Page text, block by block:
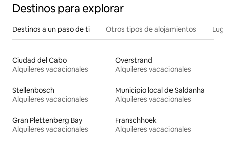
Destinos para explorar
Destinos a un paso de ti Otros tipos de alojamientos
Ciudad del Cabo
Alquileres vacacionales
Overstrand
Alquileres vacacionales
Stellenbosch
Alquileres vacacionales
Municipio local de Saldanha
Alquileres vacacionales
Gran Plettenberg Bay
Alquileres vacacionales
Franschhoek
Alquileres vacacionales